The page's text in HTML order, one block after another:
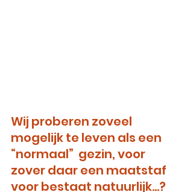
Wij proberen zoveel
mogelijk te leven als een
“normaal”  gezin, voor
zover daar een maatstaf
voor bestaat natuurlijk…?